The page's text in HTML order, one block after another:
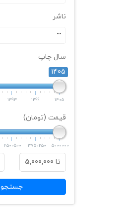
ناشر
--
سال چاپ
1405
1393 1399 1405
قیمت (تومان)
2500500 3750250 5000000
تا 5,000,000
جستجو